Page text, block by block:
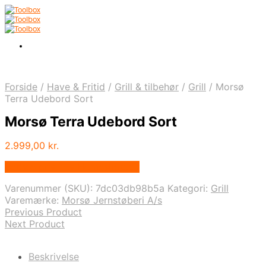
Forside / Have & Fritid / Grill & tilbehør / Grill / Morsø
Terra Udebord Sort
Morsø Terra Udebord Sort
2.999,00 kr.
Varenummer (SKU): 7dc03db98b5a Kategori: Grill
Varemærke: Morsø Jernstøberi A/s
Previous Product
Next Product
Beskrivelse